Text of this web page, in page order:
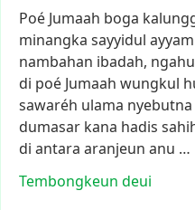
Poé Jumaah boga
minangka sayyidul
nambahan ibadah,
di poé Jumaah wungkul
sawaréh ulama nyebutna
dumasar kana hadis
di antara aranjeun anu …
Tembongkeun deui